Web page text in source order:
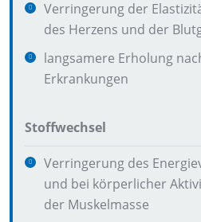
Verringerung der
des Herzens und der
langsamere Erholung
Erkrankungen
Stoffwechsel
Verringerung des
und bei körperlicher
der Muskelmasse